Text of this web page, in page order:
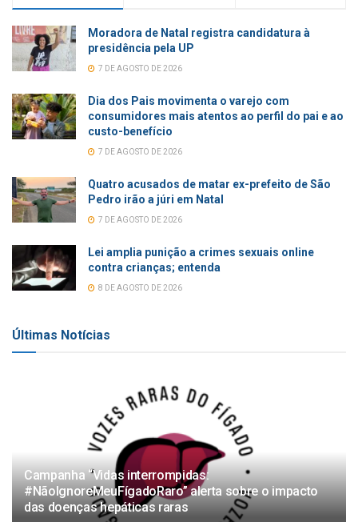
Moradora de Natal registra candidatura à
presidência pela UP
7 DE AGOSTO DE 2026
Dia dos Pais movimenta o varejo com
consumidores mais atentos ao perfil do pai e ao
custo-benefício
7 DE AGOSTO DE 2026
Quatro acusados de matar ex-prefeito de São
Pedro irão a júri em Natal
7 DE AGOSTO DE 2026
Lei amplia punição a crimes sexuais online
contra crianças; entenda
8 DE AGOSTO DE 2026
Últimas Notícias
Campanha “Vidas interrompidas:
#NãoIgnoreMeuFígadoRaro” alerta sobre o impacto
das doenças hepáticas raras